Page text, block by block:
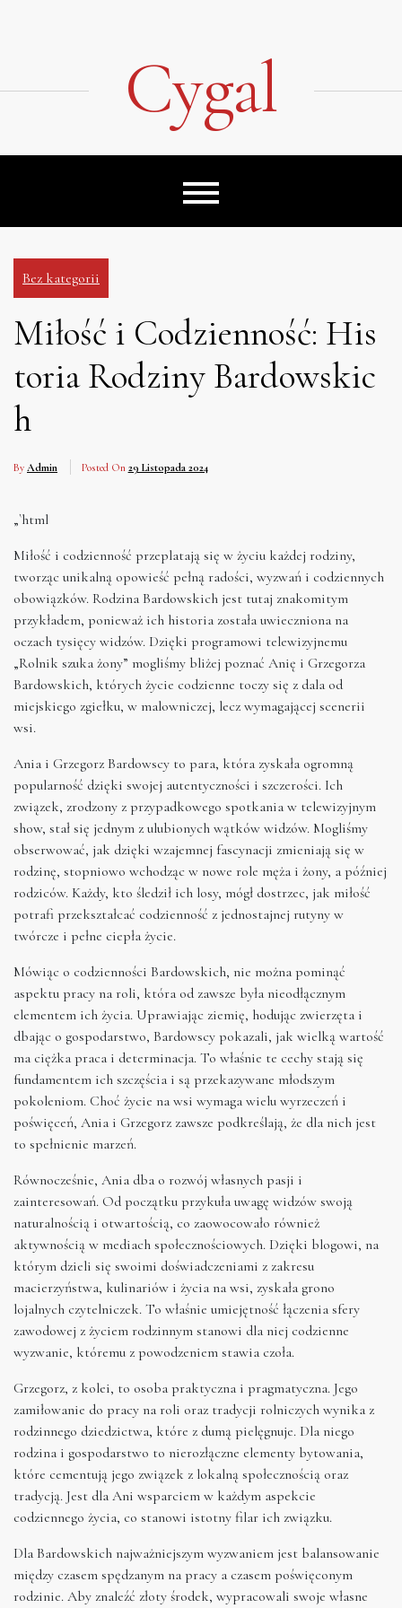
Cygal
Bez kategorii
Miłość i Codzienność: His
toria Rodziny Bardowskic
h
By Admin Posted On 29 Listopada 2024
„`html
Miłość i codzienność przeplatają się w życiu każdej rodziny,
tworząc unikalną opowieść pełną radości, wyzwań i codziennych
obowiązków. Rodzina Bardowskich jest tutaj znakomitym
przykładem, ponieważ ich historia została uwieczniona na
oczach tysięcy widzów. Dzięki programowi telewizyjnemu
„Rolnik szuka żony” mogliśmy bliżej poznać Anię i Grzegorza
Bardowskich, których życie codzienne toczy się z dala od
miejskiego zgiełku, w malowniczej, lecz wymagającej scenerii
wsi.
Ania i Grzegorz Bardowscy to para, która zyskała ogromną
popularność dzięki swojej autentyczności i szczerości. Ich
związek, zrodzony z przypadkowego spotkania w telewizyjnym
show, stał się jednym z ulubionych wątków widzów. Mogliśmy
obserwować, jak dzięki wzajemnej fascynacji zmieniają się w
rodzinę, stopniowo wchodząc w nowe role męża i żony, a później
rodziców. Każdy, kto śledził ich losy, mógł dostrzec, jak miłość
potrafi przekształcać codzienność z jednostajnej rutyny w
twórcze i pełne ciepła życie.
Mówiąc o codzienności Bardowskich, nie można pominąć
aspektu pracy na roli, która od zawsze była nieodłącznym
elementem ich życia. Uprawiając ziemię, hodując zwierzęta i
dbając o gospodarstwo, Bardowscy pokazali, jak wielką wartość
ma ciężka praca i determinacja. To właśnie te cechy stają się
fundamentem ich szczęścia i są przekazywane młodszym
pokoleniom. Choć życie na wsi wymaga wielu wyrzeczeń i
poświęceń, Ania i Grzegorz zawsze podkreślają, że dla nich jest
to spełnienie marzeń.
Równocześnie, Ania dba o rozwój własnych pasji i
zainteresowań. Od początku przykuła uwagę widzów swoją
naturalnością i otwartością, co zaowocowało również
aktywnością w mediach społecznościowych. Dzięki blogowi, na
którym dzieli się swoimi doświadczeniami z zakresu
macierzyństwa, kulinariów i życia na wsi, zyskała grono
lojalnych czytelniczek. To właśnie umiejętność łączenia sfery
zawodowej z życiem rodzinnym stanowi dla niej codzienne
wyzwanie, któremu z powodzeniem stawia czoła.
Grzegorz, z kolei, to osoba praktyczna i pragmatyczna. Jego
zamiłowanie do pracy na roli oraz tradycji rolniczych wynika z
rodzinnego dziedzictwa, które z dumą pielęgnuje. Dla niego
rodzina i gospodarstwo to nierozłączne elementy bytowania,
które cementują jego związek z lokalną społecznością oraz
tradycją. Jest dla Ani wsparciem w każdym aspekcie
codziennego życia, co stanowi istotny filar ich związku.
Dla Bardowskich najważniejszym wyzwaniem jest balansowanie
między czasem spędzanym na pracy a czasem poświęconym
rodzinie. Aby znaleźć złoty środek, wypracowali swoje własne